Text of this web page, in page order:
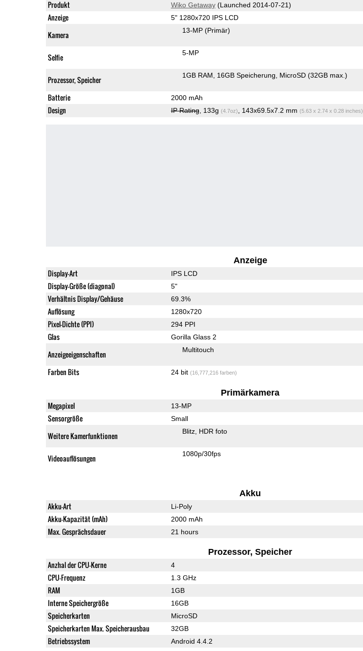
Produkt Wiko Getaway(Launched 2014-07-21)
Anzeige 5" 1280x720 IPS LCD
Kamera 13-MP (Primär)
Selfie 5-MP
Prozessor, Speicher 1GB RAM 16GB Speicherung MicroSD (32GB max.)
Batterie 2000 mAh
Design IP Rating, 133g (4.7oz) , 143x69.5x7.2 mm (5.63 x 2.74 x 0.28 inches)
Anzeige
Display-Art IPS LCD
Display-Größe (diagonal) 5"
Verhältnis Display/Gehäuse 69.3%
Auflösung 1280x720
Pixel-Dichte (PPI) 294 PPI
Glas Gorilla Glass 2
Anzeigeeigenschaften Multitouch
Farben Bits 24 bit (16,777,216 farben)
Primärkamera
Megapixel 13-MP
Sensorgröße Small
Weitere Kamerfunktionen Blitz HDR foto
Videoauflösungen 1080p/30fps
Akku
Akku-Art Li-Poly
Akku-Kapazität (mAh) 2000 mAh
Max. Gesprächsdauer 21 hours
Prozessor, Speicher
Anzhal der CPU-Kerne 4
CPU-Frequenz 1.3 GHz
RAM 1GB
Interne Speichergröße 16GB
Speicherkarten MicroSD
Speicherkarten Max. Speicherausbau 32GB
Betriebssystem Android 4.4.2